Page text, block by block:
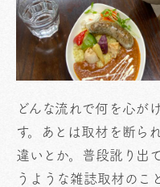
どんな流れで何を心が
す。あとは取材を断ら
違いとか。普段訛り出
うような雑誌取材のこ